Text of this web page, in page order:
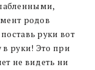
родов
руки вот
руки! Это при
не видеть ни